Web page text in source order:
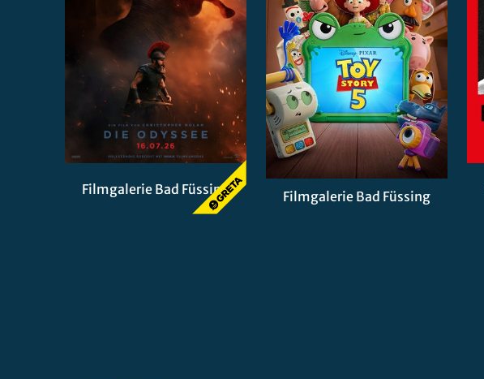
Filmgalerie Bad Füssing Filmgalerie Bad Füssing